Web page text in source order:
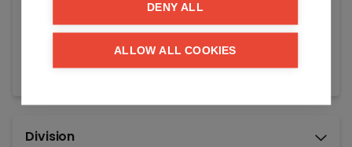
Immediatement
Division
DENY ALL
ALLOW ALL COOKIES